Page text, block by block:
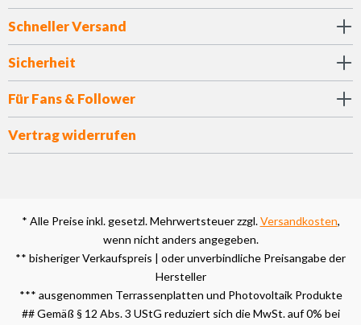
Schneller Versand
Sicherheit
Für Fans & Follower
Vertrag widerrufen
* Alle Preise inkl. gesetzl. Mehrwertsteuer zzgl.Versandkosten,
wenn nicht anders angegeben.
** bisheriger Verkaufspreis | oder unverbindliche Preisangabe der
Hersteller
*** ausgenommen Terrassenplatten und Photovoltaik Produkte
## Gemäß § 12 Abs. 3 UStG reduziert sich die MwSt. auf 0% bei